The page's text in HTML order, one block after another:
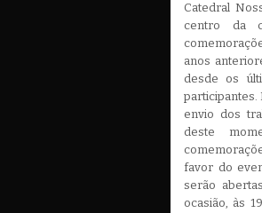
Catedral
centro da
anos
desde os
participantes.
envio dos
deste
favor do
serão
ocasião, às